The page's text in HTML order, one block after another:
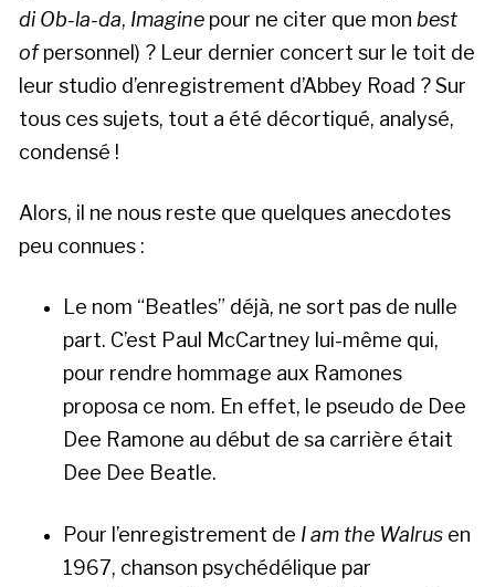
di Ob-la-da, Imagine pour ne citer que mon best
ofpersonnel) ? Leur dernier concert sur le toit de
leur studio d’enregistrement d’Abbey Road ? Sur
tous ces sujets, tout a été décortiqué, analysé,
condensé !
Alors, il ne nous reste que quelques anecdotes
peu connues :
Le nom “Beatles” déjà, ne sort pas de nulle
part. C’est Paul McCartney lui-même qui,
pour rendre hommage aux Ramones
proposa ce nom. En effet, le pseudo de Dee
Dee Ramone au début de sa carrière était
Dee Dee Beatle.
Pour l’enregistrement de I am the Walrus en
1967, chanson psychédélique par